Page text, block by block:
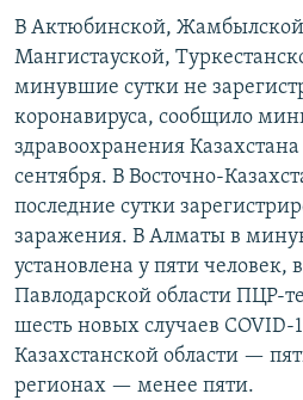
В Актюбинской,
Мангистауской,
минувшие сутки не
коронавируса, сообщило
здравоохранения
сентября. В Восточно-
последние сутки
заражения. В Алматы в
установлена у пяти человек,
Павлодарской области ПЦР-
шесть новых случаев COVID-
Казахстанской области —
регионах — менее пяти.